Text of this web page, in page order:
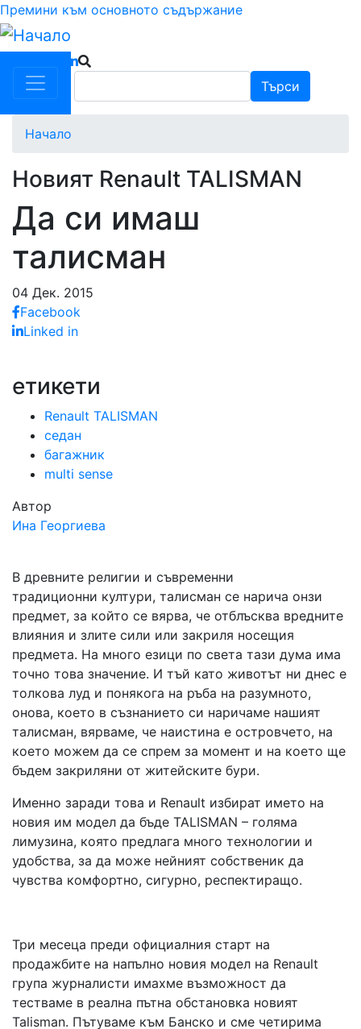
Премини към основното съдържание
Търси
Начало
Новият Renault TALISMAN
Да си имаш
талисман
04 Дек. 2015
Facebook
Linked in
етикети
Renault TALISMAN
седан
багажник
multi sense
Автор
Ина Георгиева
В древните религии и съвременни
традиционни култури, талисман се нарича онзи
предмет, за който се вярва, че отблъсква вредните
влияния и злите сили или закриля носещия
предмета. На много езици по света тази дума има
точно това значение. И тъй като животът ни днес е
толкова луд и понякога на ръба на разумното,
онова, което в съзнанието си наричаме нашият
талисман, вярваме, че наистина е островчето, на
което можем да се спрем за момент и на което ще
бъдем закриляни от житейските бури.
Именно заради това и Renault избират името на
новия им модел да бъде TALISMAN – голяма
лимузина, която предлага много технологии и
удобства, за да може нейният собственик да
чувства комфортно, сигурно, респектиращо.
Три месеца преди официалния старт на
продажбите на напълно новия модел на Renault
група журналисти имахме възможност да
тестваме в реална пътна обстановка новият
Talisman. Пътуваме към Банско и сме четирима